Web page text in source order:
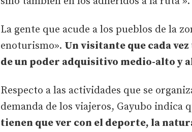
La gente que acude a los pueblos de la
enoturismo». Un visitante que cada
de un poder adquisitivo medio-alto y
Respecto a las actividades que se
demanda de los viajeros, Gayubo indica
tienen que ver con el deporte, la